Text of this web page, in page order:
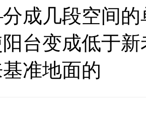
成几段空间的
台变成低于
准地面的